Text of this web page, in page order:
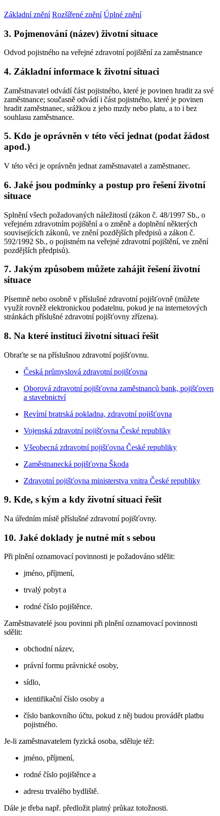
Základní znění Rozšířené znění Úplné znění
3. Pojmenování (název) životní situace
Odvod pojistného na veřejné zdravotní pojištění za zaměstnance
4. Základní informace k životní situaci
Zaměstnavatel odvádí část pojistného, které je povinen hradit za své
zaměstnance; současně odvádí i část pojistného, které je povinen
hradit zaměstnanec, srážkou z jeho mzdy nebo platu, a to i bez
souhlasu zaměstnance.
5. Kdo je oprávněn v této věci jednat (podat žádost
apod.)
V této věci je oprávněn jednat zaměstnavatel a zaměstnanec.
6. Jaké jsou podmínky a postup pro řešení životní
situace
Splnění všech požadovaných náležitostí (zákon č. 48/1997 Sb., o
veřejném zdravotním pojištění a o změně a doplnění některých
souvisejících zákonů, ve znění pozdějších předpisů a zákon č.
592/1992 Sb., o pojistném na veřejné zdravotní pojištění, ve znění
pozdějších předpisů).
7. Jakým způsobem můžete zahájit řešení životní
situace
Písemně nebo osobně v příslušné zdravotní pojišťovně (můžete
využít rovněž elektronickou podatelnu, pokud je na internetových
stránkách příslušné zdravotní pojišťovny zřízena).
8. Na které instituci životní situaci řešit
Obraťte se na příslušnou zdravotní pojišťovnu.
Česká průmyslová zdravotní pojišťovna
Oborová zdravotní pojišťovna zaměstnanců bank, pojišťoven
a stavebnictví
Revírní bratrská pokladna, zdravotní pojišťovna
Vojenská zdravotní pojišťovna České republiky
Všeobecná zdravotní pojišťovna České republiky
Zaměstnanecká pojišťovna Škoda
Zdravotní pojišťovna ministerstva vnitra České republiky
9. Kde, s kým a kdy životní situaci řešit
Na úředním místě příslušné zdravotní pojišťovny.
10. Jaké doklady je nutné mít s sebou
Při plnění oznamovací povinnosti je požadováno sdělit:
jméno, příjmení,
trvalý pobyt a
rodné číslo pojištěnce.
Zaměstnavatelé jsou povinni při plnění oznamovací povinnosti
sdělit:
obchodní název,
právní formu právnické osoby,
sídlo,
identifikační číslo osoby a
číslo bankovního účtu, pokud z něj budou provádět platbu
pojistného.
Je-li zaměstnavatelem fyzická osoba, sděluje též:
jméno, příjmení,
rodné číslo pojištěnce a
adresu trvalého bydliště.
Dále je třeba např. předložit platný průkaz totožnosti.